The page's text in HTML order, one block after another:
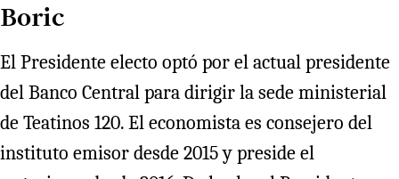
Boric
El Presidente electo optó por el actual presidente
del Banco Central para dirigir la sede ministerial
de Teatinos 120. El economista es consejero del
instituto emisor desde 2015 y preside el